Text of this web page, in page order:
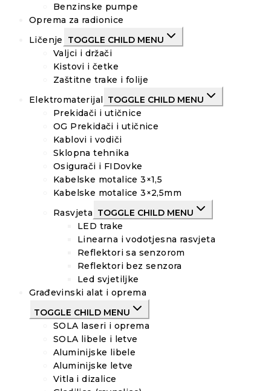
Benzinske pumpe
Oprema za radionice
Ličenje
TOGGLE CHILD MENU
Valjci i držači
Kistovi i četke
Zaštitne trake i folije
Elektromaterijal
TOGGLE CHILD MENU
Prekidači i utičnice
OG Prekidači i utičnice
Kablovi i vodiči
Sklopna tehnika
Osigurači i FIDovke
Kabelske motalice 3×1,5
Kabelske motalice 3×2,5mm
Rasvjeta TOGGLE CHILD MENU
LED trake
Linearna i vodotjesna rasvjeta
Reflektori sa senzorom
Reflektori bez senzora
Led svjetiljke
Građevinski alat i oprema
TOGGLE CHILD MENU
SOLA laseri i oprema
SOLA libele i letve
Aluminijske libele
Aluminijske letve
Vitla i dizalice